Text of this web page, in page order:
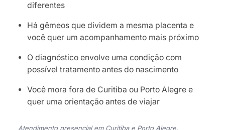
diferentes
Há gêmeos que dividem a mesma placenta e
você quer um acompanhamento mais próximo
O diagnóstico envolve uma condição com
possível tratamento antes do nascimento
Você mora fora de Curitiba ou Porto Alegre e
quer uma orientação antes de viajar
Atendimento presencial em Curitiba e Porto Alegre.